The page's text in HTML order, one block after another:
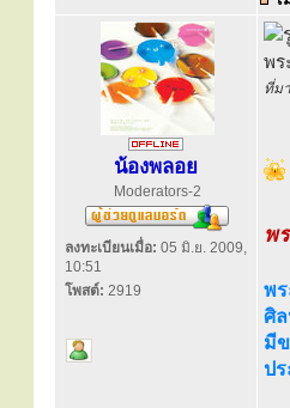
น้องพลอย
Moderators-2
ลงทะเบียนเมื่อ: 05 มิ.ย. 2009,
10:51
โพสต์: 2919
พร
ที่ม
พ
พ
ศิ
มี
ป